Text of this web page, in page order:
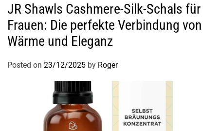
t
JR Shawls Cashmere-Silk-Schals für
Frauen: Die perfekte Verbindung von
Wärme und Eleganz
Posted on 23/12/2025 by Roger